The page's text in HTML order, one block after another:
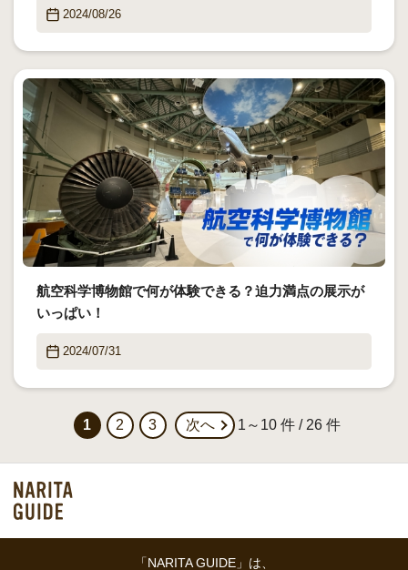
2024/08/26
航空科学博物館で何が体験できる？迫力満点の展示が
いっぱい！
2024/07/31
1 2 3 次へ 1～10 件 / 26 件
「NARITA GUIDE」は、